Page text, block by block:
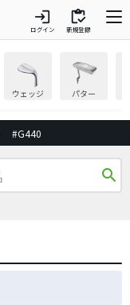
login
ログイン
inventory
新規登録
ウェッジ パター
#G440
search